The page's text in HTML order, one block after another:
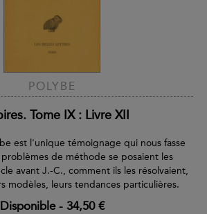
POLYBE
Tome IX : Livre XII
est l'unique témoignage qui nous fasse
de méthode se posaient les
avant J.-C., comment ils les résolvaient,
modèles, leurs tendances particulières.
Disponible- 34,50 €